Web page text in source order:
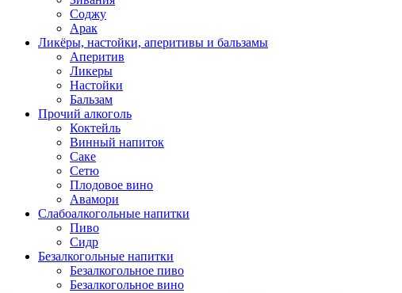
Соджу
Арак
Ликёры, настойки, аперитивы и бальзамы
Аперитив
Ликеры
Настойки
Бальзам
Прочий алкоголь
Коктейль
Винный напиток
Саке
Сетю
Плодовое вино
Авамори
Слабоалкогольные напитки
Пиво
Сидр
Безалкогольные напитки
Безалкогольное пиво
Безалкогольное вино